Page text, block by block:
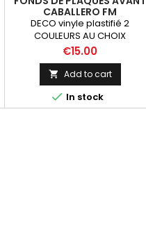
CABALLERO FM
DECO vinyle plastifié 2
COULEURS AU CHOIX
Price
€15.00
 Add to cart
 In stock